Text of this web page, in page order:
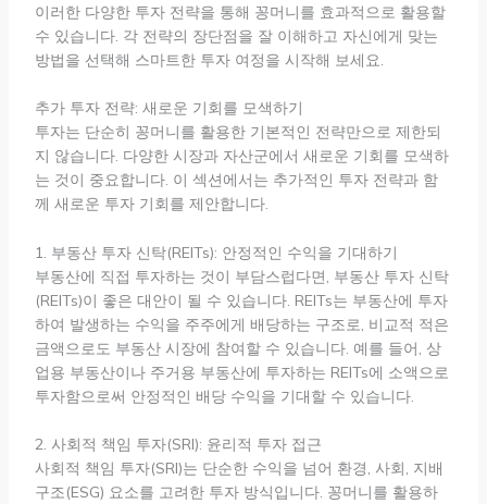
이러한 다양한 투자 전략을 통해 꽁머니를 효과적으로 활용할
수 있습니다. 각 전략의 장단점을 잘 이해하고 자신에게 맞는
방법을 선택해 스마트한 투자 여정을 시작해 보세요.
추가 투자 전략: 새로운 기회를 모색하기
투자는 단순히 꽁머니를 활용한 기본적인 전략만으로 제한되
지 않습니다. 다양한 시장과 자산군에서 새로운 기회를 모색하
는 것이 중요합니다. 이 섹션에서는 추가적인 투자 전략과 함
께 새로운 투자 기회를 제안합니다.
1. 부동산 투자 신탁(REITs): 안정적인 수익을 기대하기
부동산에 직접 투자하는 것이 부담스럽다면, 부동산 투자 신탁
(REITs)이 좋은 대안이 될 수 있습니다. REITs는 부동산에 투자
하여 발생하는 수익을 주주에게 배당하는 구조로, 비교적 적은
금액으로도 부동산 시장에 참여할 수 있습니다. 예를 들어, 상
업용 부동산이나 주거용 부동산에 투자하는 REITs에 소액으로
투자함으로써 안정적인 배당 수익을 기대할 수 있습니다.
2. 사회적 책임 투자(SRI): 윤리적 투자 접근
사회적 책임 투자(SRI)는 단순한 수익을 넘어 환경, 사회, 지배
구조(ESG) 요소를 고려한 투자 방식입니다. 꽁머니를 활용하